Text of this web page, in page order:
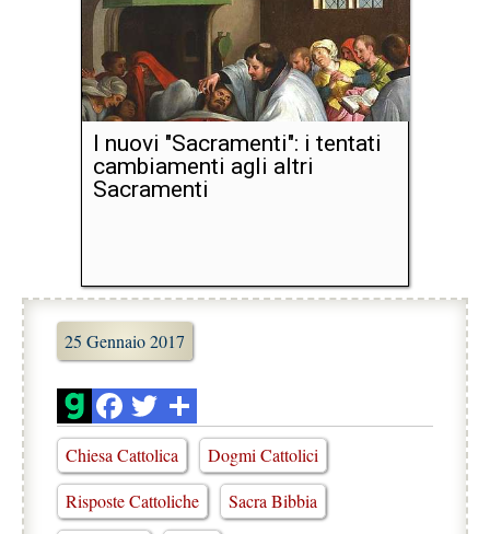
I nuovi "Sacramenti": i tentati
cambiamenti agli altri
Sacramenti
25 Gennaio 2017
Chiesa Cattolica
Dogmi Cattolici
Risposte Cattoliche
Sacra Bibbia